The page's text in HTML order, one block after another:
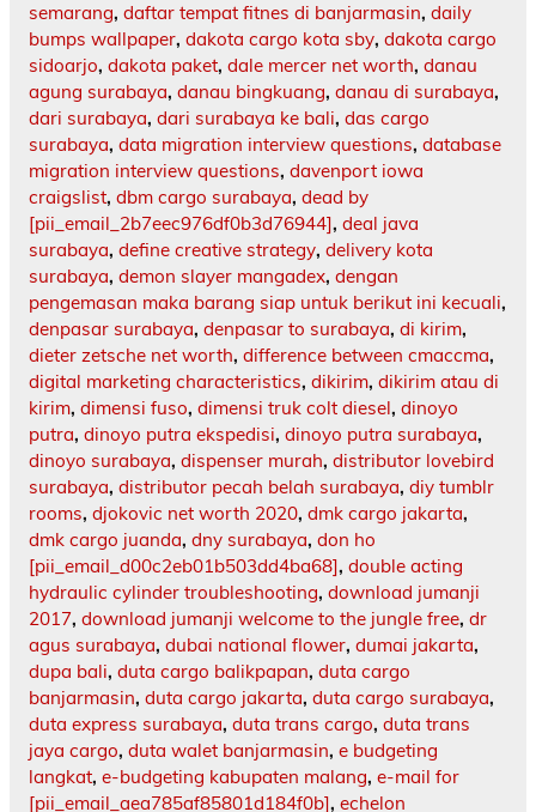
semarang, daftar tempat fitnes di banjarmasin, daily
bumps wallpaper, dakota cargo kota sby, dakota cargo
sidoarjo, dakota paket, dale mercer net worth, danau
agung surabaya, danau bingkuang, danau di surabaya,
dari surabaya, dari surabaya ke bali, das cargo
surabaya, data migration interview questions, database
migration interview questions, davenport iowa
craigslist, dbm cargo surabaya, dead by
[pii_email_2b7eec976df0b3d76944], deal java
surabaya, define creative strategy, delivery kota
surabaya, demon slayer mangadex, dengan
pengemasan maka barang siap untuk berikut ini kecuali,
denpasar surabaya, denpasar to surabaya, di kirim,
dieter zetsche net worth, difference between cmaccma,
digital marketing characteristics, dikirim, dikirim atau di
kirim, dimensi fuso, dimensi truk colt diesel, dinoyo
putra, dinoyo putra ekspedisi, dinoyo putra surabaya,
dinoyo surabaya, dispenser murah, distributor lovebird
surabaya, distributor pecah belah surabaya, diy tumblr
rooms, djokovic net worth 2020, dmk cargo jakarta,
dmk cargo juanda, dny surabaya, don ho
[pii_email_d00c2eb01b503dd4ba68], double acting
hydraulic cylinder troubleshooting, download jumanji
2017, download jumanji welcome to the jungle free, dr
agus surabaya, dubai national flower, dumai jakarta,
dupa bali, duta cargo balikpapan, duta cargo
banjarmasin, duta cargo jakarta, duta cargo surabaya,
duta express surabaya, duta trans cargo, duta trans
jaya cargo, duta walet banjarmasin, e budgeting
langkat, e-budgeting kabupaten malang, e-mail for
[pii_email_aea785af85801d184f0b], echelon